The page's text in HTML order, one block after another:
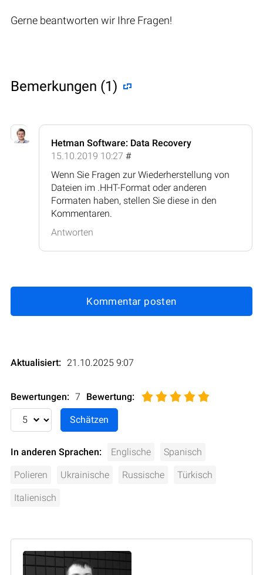
Gerne beantworten wir Ihre Fragen!
Bemerkungen (1)
Hetman Software: Data Recovery
15.10.2019 10:27 #
Wenn Sie Fragen zur Wiederherstellung von
Dateien im .HHT-Format oder anderen
Formaten haben, stellen Sie diese in den
Kommentaren.
Antworten
Kommentar posten
Aktualisiert: 21.10.2025 9:07
Bewertungen: 7 Bewertung:
In anderen Sprachen: Englische Spanisch
Polieren Ukrainische Russische Türkisch
Italienisch